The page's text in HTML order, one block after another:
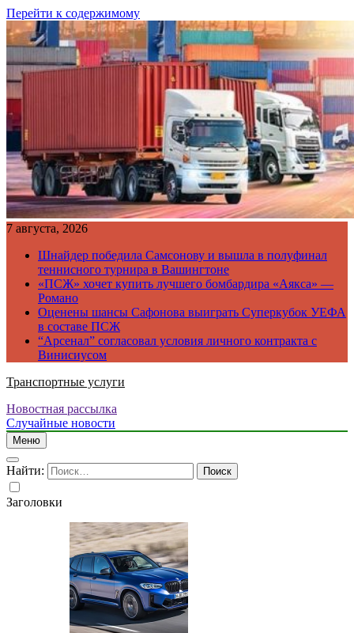
Перейти к содержимому
7 августа, 2026
Шнайдер победила Самсонову и вышла в полуфинал
теннисного турнира в Вашингтоне
«ПСЖ» хочет купить лучшего бомбардира «Аякса» —
Романо
Оценены шансы Сафонова выиграть Суперкубок УЕФА
в составе ПСЖ
“Арсенал” согласовал условия личного контракта с
Винисиусом
Транспортные услуги
Новостная рассылка
Случайные новости
Меню
Найти:
Заголовки